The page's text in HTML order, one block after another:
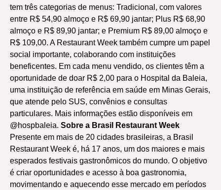
tem três categorias de menus: Tradicional, com valores
entre R$ 54,90 almoço e R$ 69,90 jantar; Plus R$ 68,90
almoço e R$ 89,90 jantar; e Premium R$ 89,00 almoço e
R$ 109,00. A Restaurant Week também cumpre um papel
social importante, colaborando com instituições
beneficentes. Em cada menu vendido, os clientes têm a
oportunidade de doar R$ 2,00 para o Hospital da Baleia,
uma instituição de referência em saúde em Minas Gerais,
que atende pelo SUS, convênios e consultas
particulares. Mais informações estão disponíveis em
@hospbaleia. Sobre a Brasil Restaurant Week
Presente em mais de 20 cidades brasileiras, a Brasil
Restaurant Week é, há 17 anos, um dos maiores e mais
esperados festivais gastronômicos do mundo. O objetivo
é criar oportunidades e acesso à boa gastronomia,
movimentando e aquecendo esse mercado em períodos